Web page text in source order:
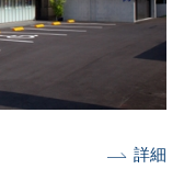
詳細